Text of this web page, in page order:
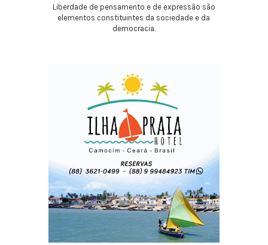
Liberdade de pensamento e de expressão são
elementos constituintes da sociedade e da
democracia.